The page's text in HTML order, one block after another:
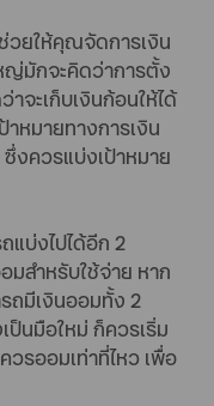
วยให้คุณจัดการเงิน
ญ่มักจะคิดว่าการตั้ง
จะเก็บเงินก้อนให้ได้
หมายทางการเงิน
งควรแบ่งเป้าหมาย
แบ่งไปได้อีก 2
มสำหรับใช้จ่าย หาก
ถมีเงินออมทั้ง 2
นมือใหม่ ก็ควรเริ่ม
รออมเท่าที่ไหว เพื่อ